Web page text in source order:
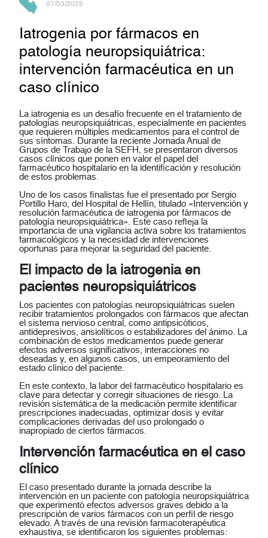
07/03/2025
Iatrogenia por fármacos en
patología neuropsiquiátrica:
intervención farmacéutica en un
caso clínico
La iatrogenia es un desafío frecuente en el tratamiento de
patologías neuropsiquiátricas, especialmente en pacientes
que requieren múltiples medicamentos para el control de
sus síntomas. Durante la reciente Jornada Anual de
Grupos de Trabajo de la SEFH , se presentaron diversos
casos clínicos que ponen en valor el papel del
farmacéutico hospitalario en la identificación y resolución
de estos problemas.
Uno de los casos finalistas fue el presentado por Sergio
Portillo Haro, del Hospital de Hellín, titulado «Intervención y
resolución farmacéutica de iatrogenia por fármacos de
patología neuropsiquiátrica». Este caso refleja la
importancia de una vigilancia activa sobre los tratamientos
farmacológicos y la necesidad de intervenciones
oportunas para mejorar la seguridad del paciente.
El impacto de la iatrogenia en
pacientes neuropsiquiátricos
Los pacientes con patologías neuropsiquiátricas suelen
recibir tratamientos prolongados con fármacos que afectan
el sistema nervioso central, como antipsicóticos,
antidepresivos, ansiolíticos o estabilizadores del ánimo. La
combinación de estos medicamentos puede generar
efectos adversos significativos, interacciones no
deseadas y, en algunos casos, un empeoramiento del
estado clínico del paciente.
En este contexto, la labor del farmacéutico hospitalario es
clave para detectar y corregir situaciones de riesgo. La
revisión sistemática de la medicación permite identificar
prescripciones inadecuadas, optimizar dosis y evitar
complicaciones derivadas del uso prolongado o
inapropiado de ciertos fármacos.
Intervención farmacéutica en el caso
clínico
El caso presentado durante la jornada describe la
intervención en un paciente con patología neuropsiquiátrica
que experimentó efectos adversos graves debido a la
prescripción de varios fármacos con un perfil de riesgo
elevado. A través de una revisión farmacoterapéutica
exhaustiva, se identificaron los siguientes problemas: